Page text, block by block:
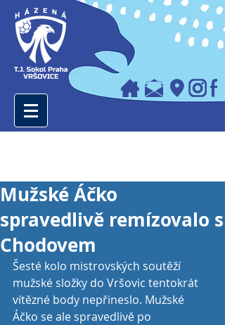
Mužské Áčko
spravedlivě remízovalo s
Chodovem
Šesté kolo mistrovských soutěží
mužské složky do Vršovic tentokrát
vítězné body nepřineslo. Mužské
Áčko se ale spravedlivě po